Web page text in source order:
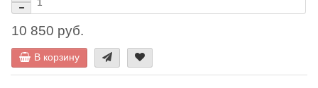
10 850 руб.
В корзину